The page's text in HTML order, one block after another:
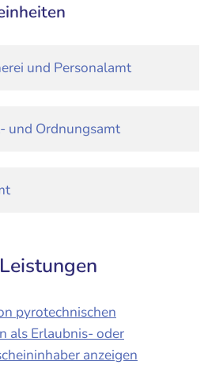
und Personalamt
und Ordnungsamt
pyrotechnischen
als Erlaubnis- oder
anzeigen